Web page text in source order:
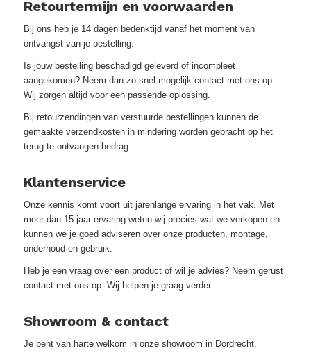
Retourtermijn en voorwaarden
Bij ons heb je 14 dagen bedenktijd vanaf het moment van
ontvangst van je bestelling.
Is jouw bestelling beschadigd geleverd of incompleet
aangekomen? Neem dan zo snel mogelijk contact met ons op.
Wij zorgen altijd voor een passende oplossing.
Bij retourzendingen van verstuurde bestellingen kunnen de
gemaakte verzendkosten in mindering worden gebracht op het
terug te ontvangen bedrag.
Klantenservice
Onze kennis komt voort uit jarenlange ervaring in het vak. Met
meer dan 15 jaar ervaring weten wij precies wat we verkopen en
kunnen we je goed adviseren over onze producten, montage,
onderhoud en gebruik.
Heb je een vraag over een product of wil je advies? Neem gerust
contact met ons op. Wij helpen je graag verder.
Showroom & contact
Je bent van harte welkom in onze showroom in Dordrecht.